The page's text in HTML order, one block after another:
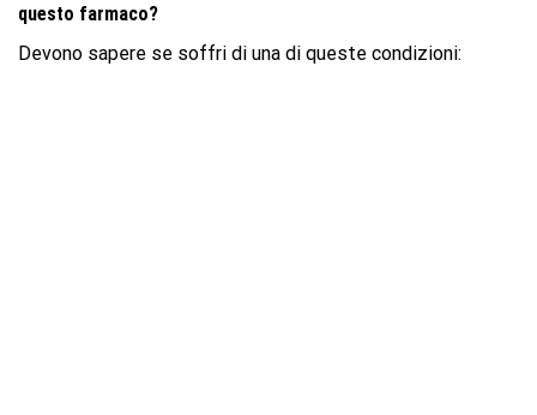
questo farmaco?
Devono sapere se soffri di una di queste condizioni: